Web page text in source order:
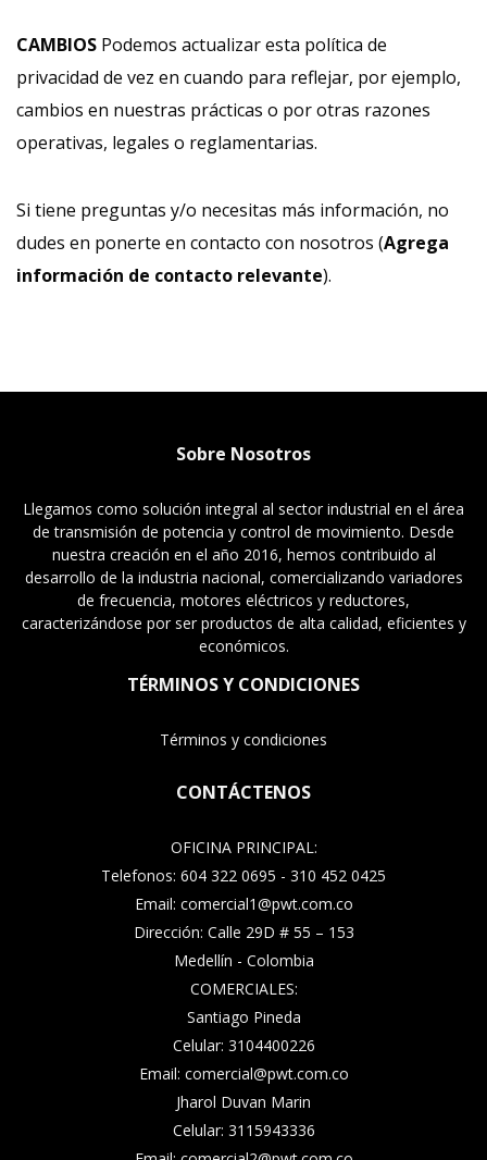
CAMBIOS Podemos actualizar esta política de
privacidad de vez en cuando para reflejar, por ejemplo,
cambios en nuestras prácticas o por otras razones
operativas, legales o reglamentarias.
Si tiene preguntas y/o necesitas más información, no
dudes en ponerte en contacto con nosotros (Agrega
información de contacto relevante).
Sobre Nosotros
Llegamos como solución integral al sector industrial en el área
de transmisión de potencia y control de movimiento. Desde
nuestra creación en el año 2016, hemos contribuido al
desarrollo de la industria nacional, comercializando variadores
de frecuencia, motores eléctricos y reductores,
caracterizándose por ser productos de alta calidad, eficientes y
económicos.
TÉRMINOS Y CONDICIONES
Términos y condiciones
CONTÁCTENOS
OFICINA PRINCIPAL:
Telefonos: 604 322 0695 - 310 452 0425
Email: comercial1@pwt.com.co
Dirección: Calle 29D # 55 – 153
Medellín - Colombia
COMERCIALES:
Santiago Pineda
Celular: 3104400226
Email: comercial@pwt.com.co
Jharol Duvan Marin
Celular: 3115943336